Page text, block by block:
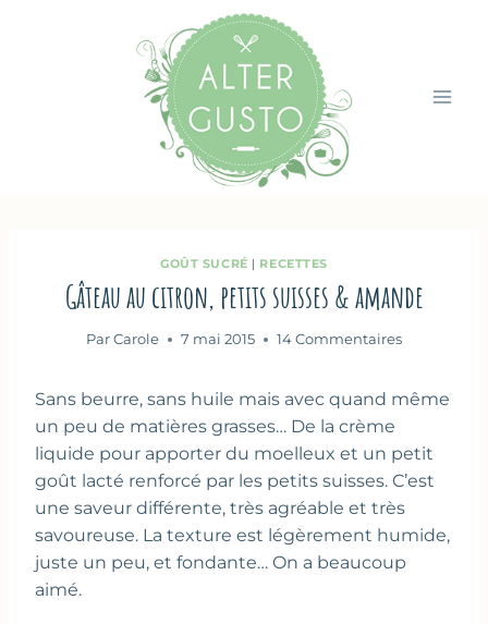
GOÛT SUCRÉ | RECETTES
Gâteau au citron, petits suisses & amande
Par Carole 7 mai 2015 14 Commentaires
Sans beurre, sans huile mais avec quand même
un peu de matières grasses… De la crème
liquide pour apporter du moelleux et un petit
goût lacté renforcé par les petits suisses. C’est
une saveur différente, très agréable et très
savoureuse. La texture est légèrement humide,
juste un peu, et fondante… On a beaucoup
aimé.